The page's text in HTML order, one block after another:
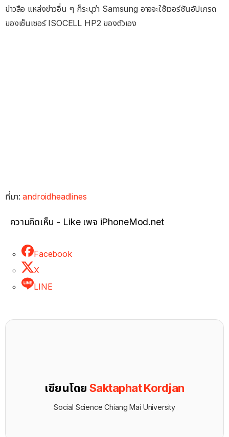
ข่าวลือ แหล่งข่าวอื่น ๆ ก็ระบุว่า Samsung อาจจะใช้เวอร์ชันอัปเกรด
ของเซ็นเซอร์ ISOCELL HP2 ของตัวเอง
ที่มา:androidheadlines
ความคิดเห็น - Like เพจ iPhoneMod.net
Facebook
X
LINE
เขียนโดย Saktaphat Kordjan
Social Science Chiang Mai University